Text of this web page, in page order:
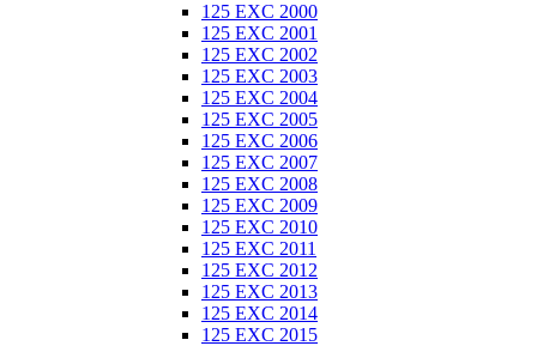
125 EXC 2000
125 EXC 2001
125 EXC 2002
125 EXC 2003
125 EXC 2004
125 EXC 2005
125 EXC 2006
125 EXC 2007
125 EXC 2008
125 EXC 2009
125 EXC 2010
125 EXC 2011
125 EXC 2012
125 EXC 2013
125 EXC 2014
125 EXC 2015